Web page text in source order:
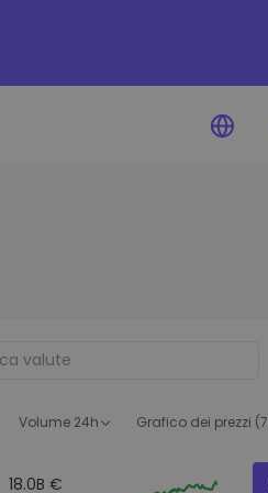
utili per performance
Volume 24h Grafico dei prezzi
18.0B €